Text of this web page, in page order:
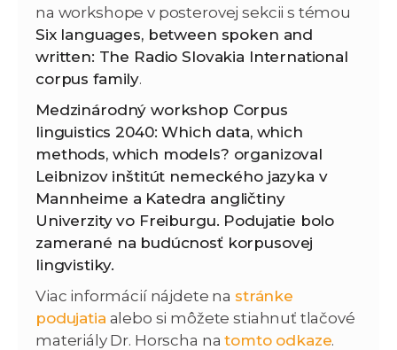
na workshope v posterovej sekcii s témou
Six languages, between spoken and
written: The Radio Slovakia International
corpus family.
Medzinárodný workshop Corpus
linguistics 2040: Which data, which
methods, which models? organizoval
Leibnizov inštitút nemeckého jazyka v
Mannheime a Katedra angličtiny
Univerzity vo Freiburgu. Podujatie bolo
zamerané na budúcnosť korpusovej
lingvistiky.
Viac informácií nájdete na stránke
podujatia alebo si môžete stiahnuť tlačové
materiály Dr. Horscha natomto odkaze.